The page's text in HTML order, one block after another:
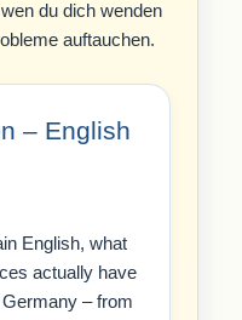
du dich wenden
auftauchen.
– English
English, what
actually have
– from